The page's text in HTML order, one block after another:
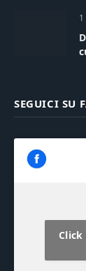
1
SEGUICI SU